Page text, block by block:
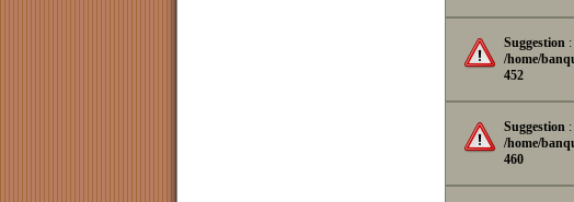
Suggestion
/home/
452
Suggestion
/home/
460